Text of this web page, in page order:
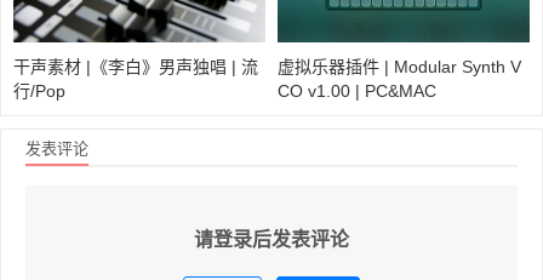
干声素材 |《李白》男声独唱 | 流
行/Pop
虚拟乐器插件 | Modular Synth V
CO v1.00 | PC&MAC
发表评论
请登录后发表评论